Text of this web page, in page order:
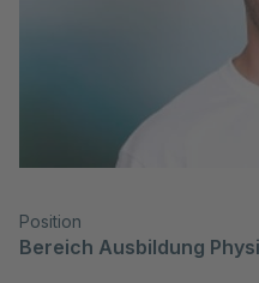
Position
Bereich Ausbildung